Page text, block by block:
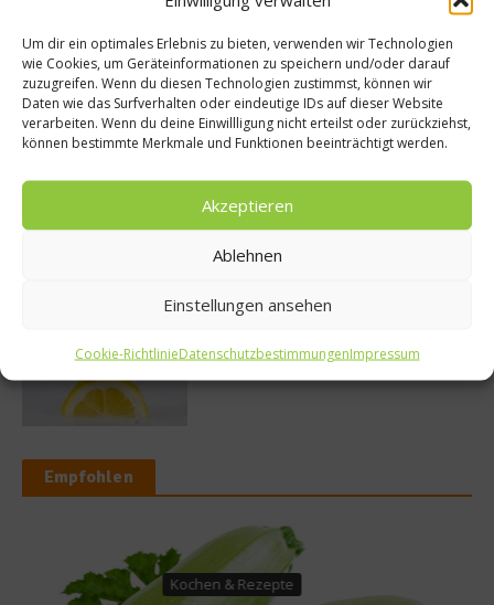
Um dir ein optimales Erlebnis zu bieten, verwenden wir Technologien
wie Cookies, um Geräteinformationen zu speichern und/oder darauf
zuzugreifen. Wenn du diesen Technologien zustimmst, können wir
Daten wie das Surfverhalten oder eindeutige IDs auf dieser Website
verarbeiten. Wenn du deine Einwillligung nicht erteilst oder zurückziehst,
können bestimmte Merkmale und Funktionen beeinträchtigt werden.
Akzeptieren
Ablehnen
Einstellungen ansehen
Cookie-RichtlinieDatenschutzbestimmungenImpressum
So bildet sich eine krosse
Schweinebratenkruste
Beachcomber – Alles über das Restaurant
Heinz Beck im Forte Village Resort
und Limetten?
Empfohlen
Ratgeber Gesundheit